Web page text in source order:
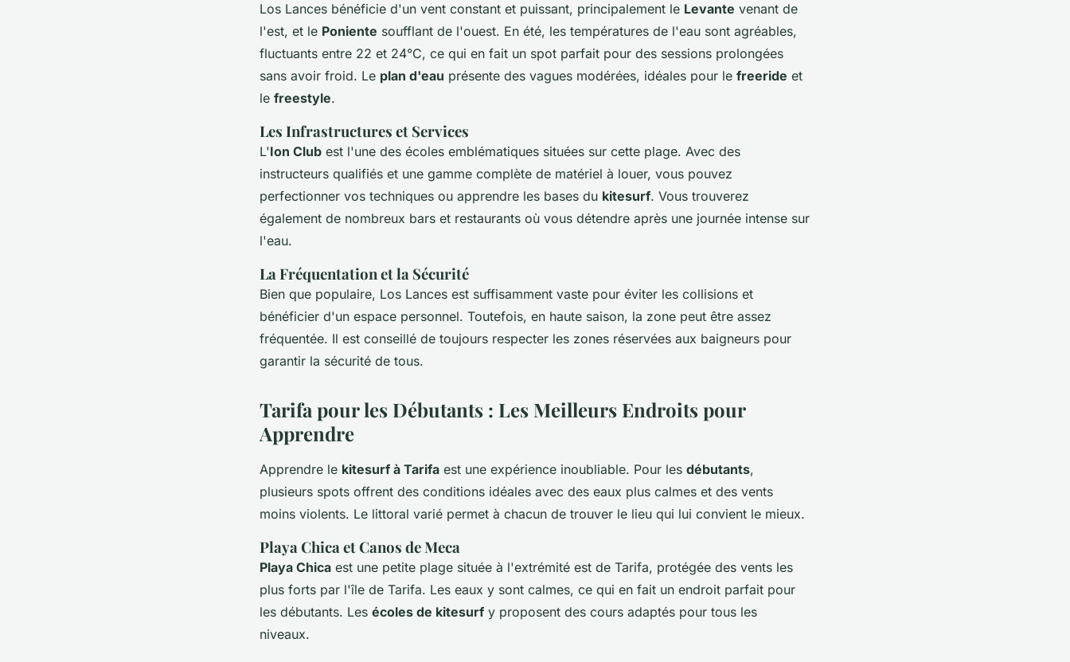
Los Lances bénéficie d'un vent constant et puissant, principalement le Levante venant de
l'est, et le Poniente soufflant de l'ouest. En été, les températures de l'eau sont agréables,
fluctuants entre 22 et 24°C, ce qui en fait un spot parfait pour des sessions prolongées
sans avoir froid. Le plan d'eau présente des vagues modérées, idéales pour le freeride et
le freestyle.
Les Infrastructures et Services
L'Ion Club est l'une des écoles emblématiques situées sur cette plage. Avec des
instructeurs qualifiés et une gamme complète de matériel à louer, vous pouvez
perfectionner vos techniques ou apprendre les bases du kitesurf. Vous trouverez
également de nombreux bars et restaurants où vous détendre après une journée intense sur
l'eau.
La Fréquentation et la Sécurité
Bien que populaire, Los Lances est suffisamment vaste pour éviter les collisions et
bénéficier d'un espace personnel. Toutefois, en haute saison, la zone peut être assez
fréquentée. Il est conseillé de toujours respecter les zones réservées aux baigneurs pour
garantir la sécurité de tous.
Tarifa pour les Débutants : Les Meilleurs Endroits pour
Apprendre
Apprendre le kitesurf à Tarifa est une expérience inoubliable. Pour les débutants,
plusieurs spots offrent des conditions idéales avec des eaux plus calmes et des vents
moins violents. Le littoral varié permet à chacun de trouver le lieu qui lui convient le mieux.
Playa Chica et Canos de Meca
Playa Chica est une petite plage située à l'extrémité est de Tarifa, protégée des vents les
plus forts par l'île de Tarifa. Les eaux y sont calmes, ce qui en fait un endroit parfait pour
les débutants. Les écoles de kitesurf y proposent des cours adaptés pour tous les
niveaux.